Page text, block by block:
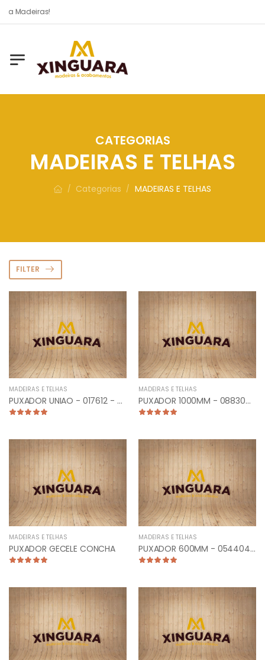
CATEGORIAS
MADEIRAS E TELHAS
/ Categorias / MADEIRAS E TELHAS
FILTER
MADEIRAS E TELHAS
PUXADOR UNIAO - 017612 - CLASSIC 15CM ESCOVADO
MADEIRAS E TELHAS
PUXADOR 1000MM - 088304 - TUB. CURVO FRONTAL CROMADO
MADEIRAS E TELHAS
PUXADOR GECELE CONCHA
MADEIRAS E TELHAS
PUXADOR 600MM - 054404 - PLANO RETO CROMADO